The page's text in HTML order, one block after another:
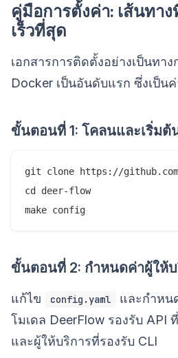
คู่มือการตั้งค่า: เส้นทา
เร็วที่สุด
เอกสารการติดตั้งอย่างเป็นทา
Docker เป็นอันดับแรก ซึ่งเป็น
ขั้นตอนที่ 1: โคลนและเริ่มต้
git clone https://
cd deer-flow
make config
ขั้นตอนที่ 2: กำหนดค่าผู้ให้บ
แก้ไข config.yaml
และกำหน
โมเดล DeerFlow รองรับ API
และผู้ให้บริการที่รองรับ CLI